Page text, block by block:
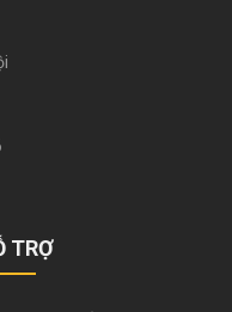
TRỢ